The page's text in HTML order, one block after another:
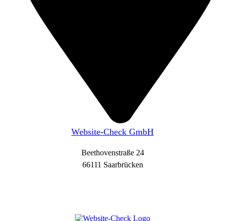
Website-Check GmbH
Beethovenstraße 24
66111 Saarbrücken